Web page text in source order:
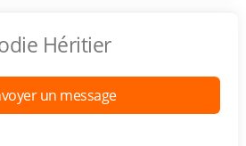
Héritier
un message